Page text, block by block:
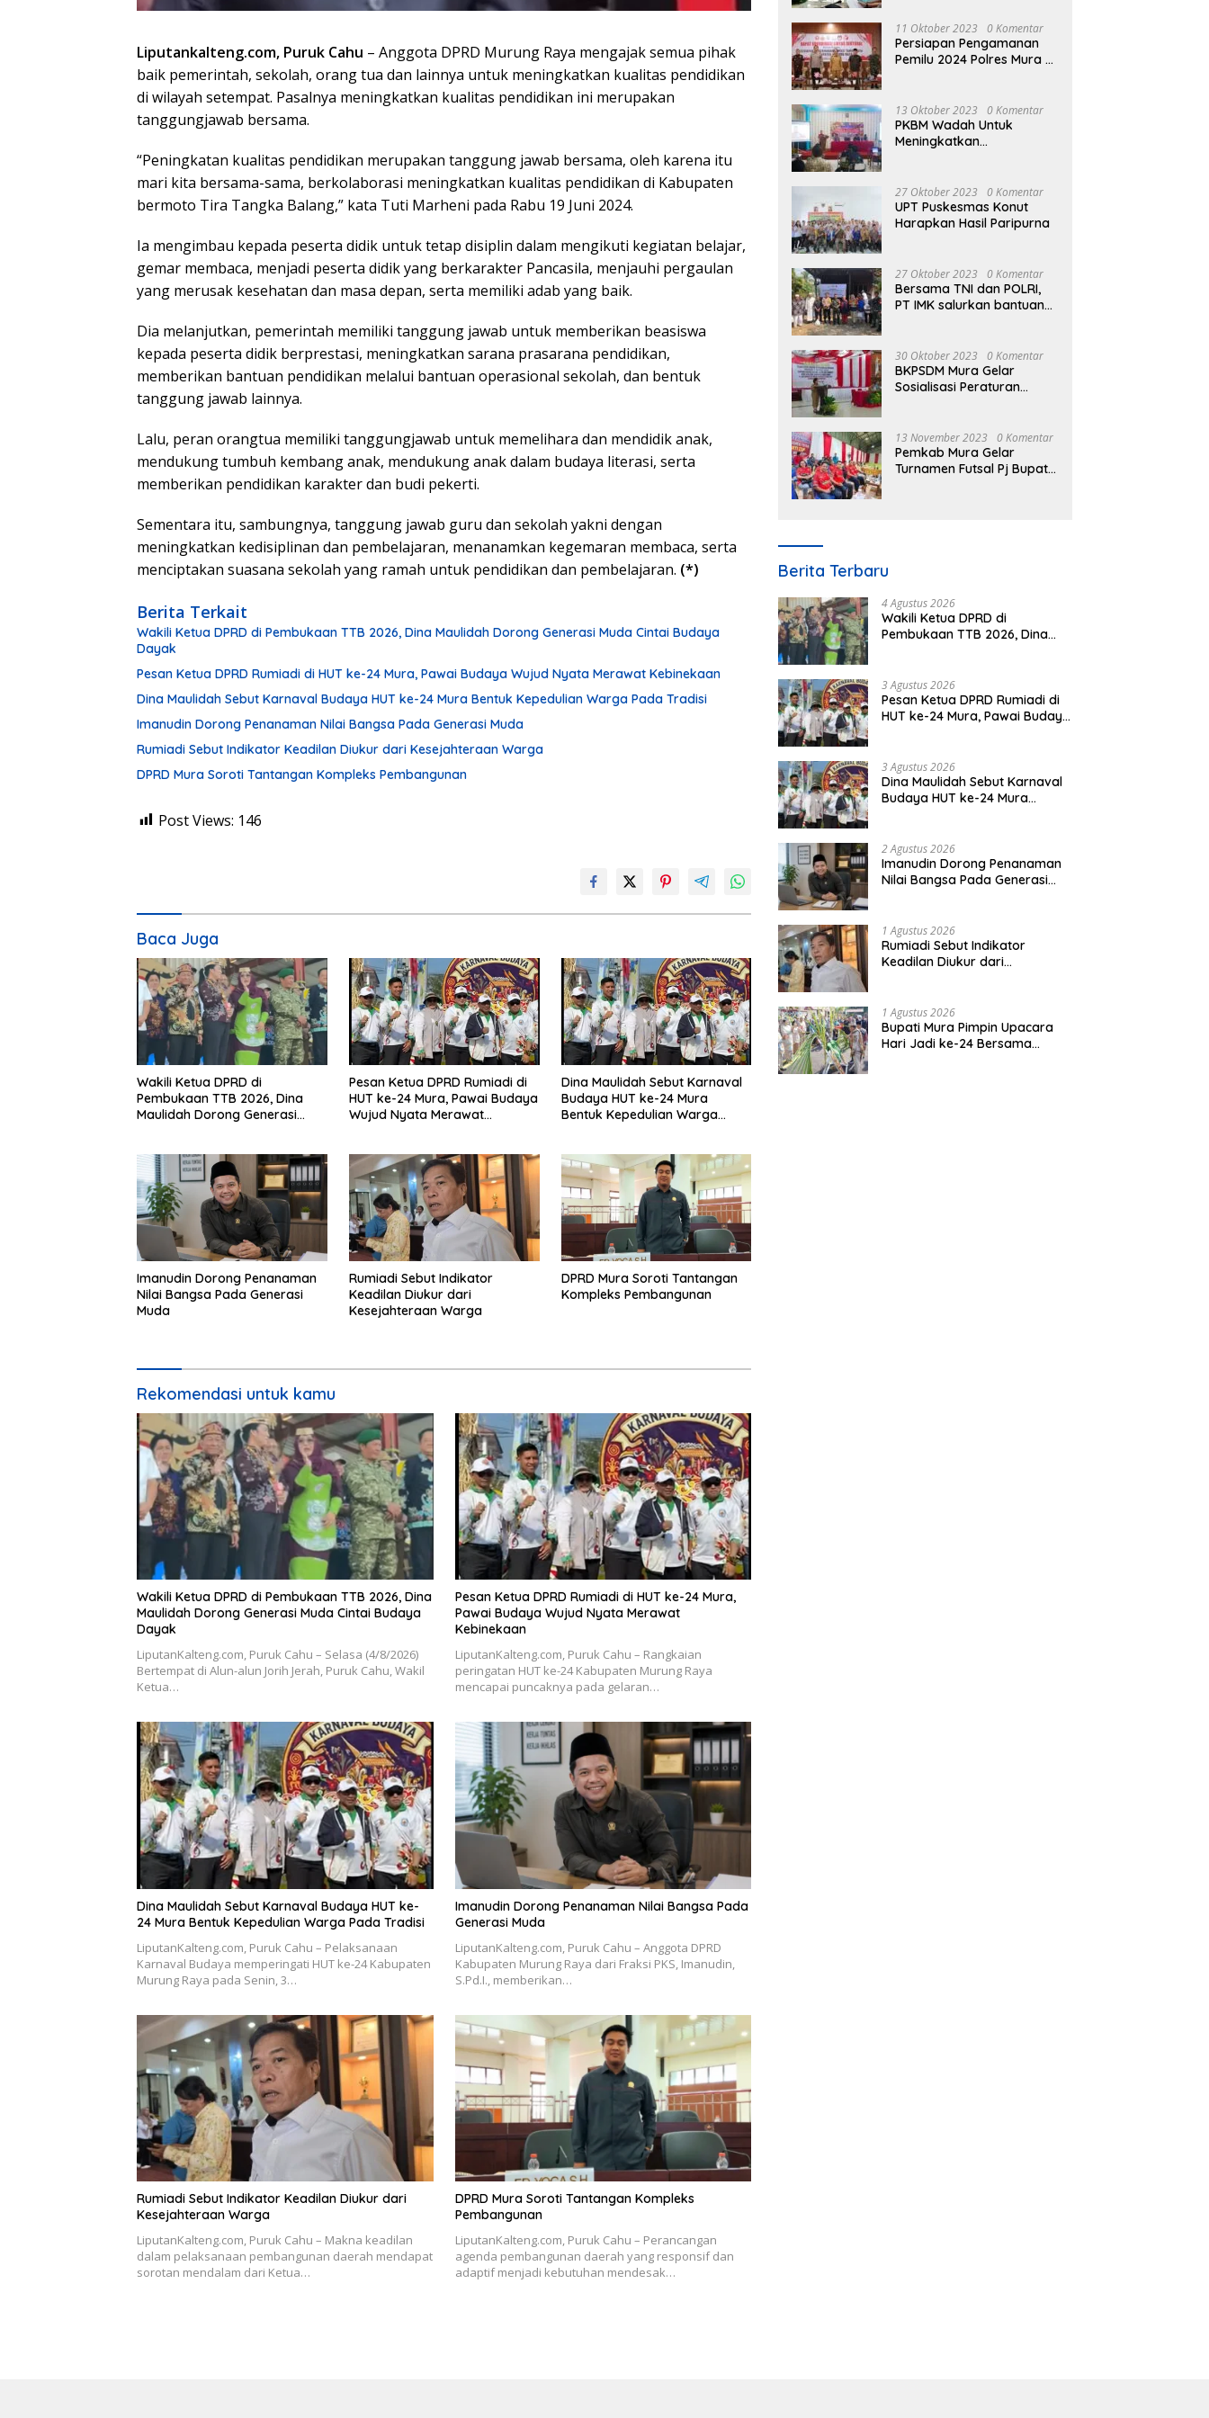
Liputankalteng.com, Puruk Cahu – Anggota DPRD Murung Raya mengajak semua pihak
baik pemerintah, sekolah, orang tua dan lainnya untuk meningkatkan kualitas pendidikan
di wilayah setempat. Pasalnya meningkatkan kualitas pendidikan ini merupakan
tanggungjawab bersama.
“Peningkatan kualitas pendidikan merupakan tanggung jawab bersama, oleh karena itu
mari kita bersama-sama, berkolaborasi meningkatkan kualitas pendidikan di Kabupaten
bermoto Tira Tangka Balang,” kata Tuti Marheni pada Rabu 19 Juni 2024.
Ia mengimbau kepada peserta didik untuk tetap disiplin dalam mengikuti kegiatan belajar,
gemar membaca, menjadi peserta didik yang berkarakter Pancasila, menjauhi pergaulan
yang merusak kesehatan dan masa depan, serta memiliki adab yang baik.
Dia melanjutkan, pemerintah memiliki tanggung jawab untuk memberikan beasiswa
kepada peserta didik berprestasi, meningkatkan sarana prasarana pendidikan,
memberikan bantuan pendidikan melalui bantuan operasional sekolah, dan bentuk
tanggung jawab lainnya.
Lalu, peran orangtua memiliki tanggungjawab untuk memelihara dan mendidik anak,
mendukung tumbuh kembang anak, mendukung anak dalam budaya literasi, serta
memberikan pendidikan karakter dan budi pekerti.
Sementara itu, sambungnya, tanggung jawab guru dan sekolah yakni dengan
meningkatkan kedisiplinan dan pembelajaran, menanamkan kegemaran membaca, serta
menciptakan suasana sekolah yang ramah untuk pendidikan dan pembelajaran. (*)
Berita Terkait
Wakili Ketua DPRD di Pembukaan TTB 2026, Dina Maulidah Dorong Generasi Muda Cintai Budaya
Dayak
Pesan Ketua DPRD Rumiadi di HUT ke-24 Mura, Pawai Budaya Wujud Nyata Merawat Kebinekaan
Dina Maulidah Sebut Karnaval Budaya HUT ke-24 Mura Bentuk Kepedulian Warga Pada Tradisi
Imanudin Dorong Penanaman Nilai Bangsa Pada Generasi Muda
Rumiadi Sebut Indikator Keadilan Diukur dari Kesejahteraan Warga
DPRD Mura Soroti Tantangan Kompleks Pembangunan
Post Views: 146
Baca Juga
Wakili Ketua DPRD di
Pembukaan TTB 2026, Dina
Maulidah Dorong Generasi
Pesan Ketua DPRD Rumiadi di
HUT ke-24 Mura, Pawai Budaya
Wujud Nyata Merawat
Dina Maulidah Sebut Karnaval
Budaya HUT ke-24 Mura
Bentuk Kepedulian Warga
Imanudin Dorong Penanaman
Nilai Bangsa Pada Generasi
Muda
Rumiadi Sebut Indikator
Keadilan Diukur dari
Kesejahteraan Warga
DPRD Mura Soroti Tantangan
Kompleks Pembangunan
Rekomendasi untuk kamu
Wakili Ketua DPRD di Pembukaan TTB 2026, Dina
Maulidah Dorong Generasi Muda Cintai Budaya
Dayak
LiputanKalteng.com, Puruk Cahu – Selasa (4/8/2026)
Bertempat di Alun-alun Jorih Jerah, Puruk Cahu, Wakil
Ketua…
Pesan Ketua DPRD Rumiadi di HUT ke-24 Mura,
Pawai Budaya Wujud Nyata Merawat
Kebinekaan
LiputanKalteng.com, Puruk Cahu – Rangkaian
peringatan HUT ke-24 Kabupaten Murung Raya
mencapai puncaknya pada gelaran…
Dina Maulidah Sebut Karnaval Budaya HUT ke-
24 Mura Bentuk Kepedulian Warga Pada Tradisi
LiputanKalteng.com, Puruk Cahu – Pelaksanaan
Karnaval Budaya memperingati HUT ke-24 Kabupaten
Murung Raya pada Senin, 3…
Imanudin Dorong Penanaman Nilai Bangsa Pada
Generasi Muda
LiputanKalteng.com, Puruk Cahu – Anggota DPRD
Kabupaten Murung Raya dari Fraksi PKS, Imanudin,
S.Pd.I., memberikan…
Rumiadi Sebut Indikator Keadilan Diukur dari
Kesejahteraan Warga
LiputanKalteng.com, Puruk Cahu – Makna keadilan
dalam pelaksanaan pembangunan daerah mendapat
sorotan mendalam dari Ketua…
DPRD Mura Soroti Tantangan Kompleks
Pembangunan
LiputanKalteng.com, Puruk Cahu – Perancangan
agenda pembangunan daerah yang responsif dan
adaptif menjadi kebutuhan mendesak…
Perubahan 2023
11 Oktober 2023 0 Komentar
Persiapan Pengamanan
Pemilu 2024 Polres Mura
13 Oktober 2023 0 Komentar
PKBM Wadah Untuk
Meningkatkan
Dalam Bidang Ekonomi
27 Oktober 2023 0 Komentar
UPT Puskesmas Konut
Harapkan Hasil Paripurna
27 Oktober 2023 0 Komentar
Bersama TNI dan POLRI,
PT IMK salurkan bantuan
30 Oktober 2023 0 Komentar
BKPSDM Mura Gelar
Sosialisasi Peraturan
13 November 2023 0 Komentar
Pemkab Mura Gelar
Turnamen Futsal Pj Bupati
Berita Terbaru
4 Agustus 2026
Wakili Ketua DPRD di
Pembukaan TTB 2026, Dina
3 Agustus 2026
Pesan Ketua DPRD Rumiadi di
HUT ke-24 Mura, Pawai Budaya
3 Agustus 2026
Dina Maulidah Sebut Karnaval
Budaya HUT ke-24 Mura
2 Agustus 2026
Imanudin Dorong Penanaman
Nilai Bangsa Pada Generasi
1 Agustus 2026
Rumiadi Sebut Indikator
Keadilan Diukur dari
1 Agustus 2026
Bupati Mura Pimpin Upacara
Hari Jadi ke-24 Bersama